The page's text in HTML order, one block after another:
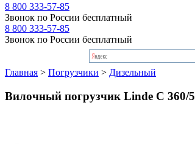
8 800 333-57-85
Звонок по России бесплатный
8 800 333-57-85
Звонок по России бесплатный
Главная > Погрузчики > Дизельный
Вилочный погрузчик Linde C 360/5